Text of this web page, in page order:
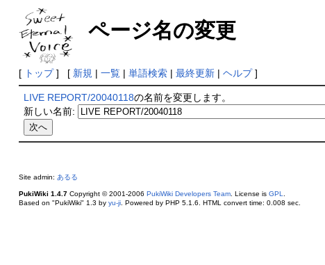
ページ名の変更
[ トップ] [ 新規 | 一覧| 単語検索| 最終更新| ヘルプ]
LIVE REPORT/20040118の名前を変更します。
新しい名前:
Site admin: あるる
PukiWiki 1.4.7Copyright © 2001-2006 PukiWiki Developers Team. License is GPL
Based on "PukiWiki" 1.3 by yu-ji. Powered by PHP 5.1.6. HTML convert time: 0.008 sec.